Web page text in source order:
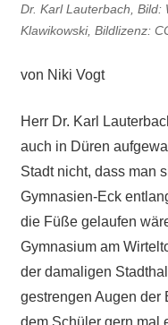
Dr. Karl Lauterbach, Bild:
Klawikowski, Bildlizenz:
von Niki Vogt
Herr Dr. Karl
auch in Düren
Stadt nicht, dass man
Gymnasien-Eck
die Füße gelaufen
Gymnasium am
der damaligen
gestrengen Augen der
dem Schüler gern mal